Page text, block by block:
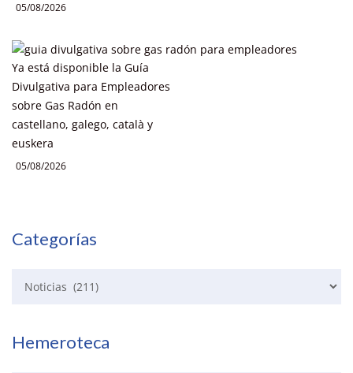
05/08/2026
Ya está disponible la Guía
Divulgativa para Empleadores
sobre Gas Radón en
castellano, galego, català y
euskera
05/08/2026
Categorías
Hemeroteca